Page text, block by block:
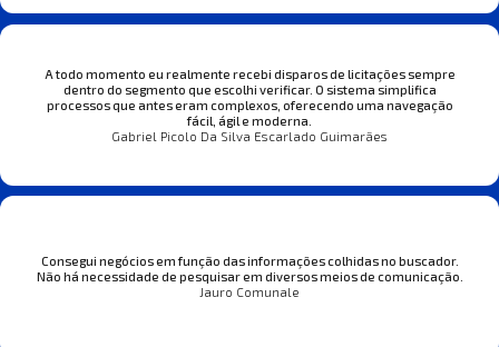
A todo momento eu realmente recebi disparos de licitações sempre
dentro do segmento que escolhi verificar. O sistema simplifica
processos que antes eram complexos, oferecendo uma navegação
fácil, ágil e moderna.
Gabriel Picolo Da Silva Escarlado Guimarães
Consegui negócios em função das informações colhidas no buscador.
Não há necessidade de pesquisar em diversos meios de comunicação.
Jauro Comunale